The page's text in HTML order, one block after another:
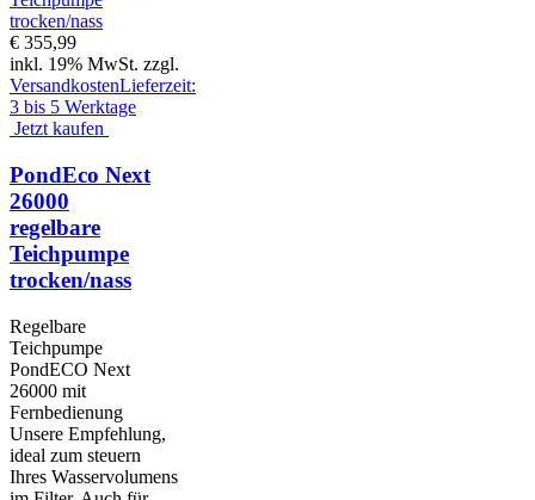
€ 355,99
inkl. 19% MwSt. zzgl.
VersandkostenLieferzeit:
3 bis 5 Werktage
Jetzt kaufen
PondEco Next
26000
regelbare
Teichpumpe
trocken/nass
Regelbare
Teichpumpe
PondECO Next
26000 mit
Fernbedienung
Unsere Empfehlung,
ideal zum steuern
Ihres Wasservolumens